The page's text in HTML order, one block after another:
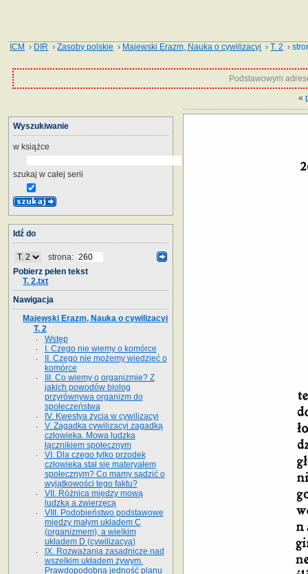
ICM › DIR ›Zasoby polskie › Majewski Erazm, Nauka o cywilizacyi ›T. 2 ›
Podstawowym
«
Wyszukiwanie
w książce
szukaj w całej serii
Idź do
strona:
Pobierz pełen tekst
T. 2.txt
Nawigacja
Majewski Erazm, Nauka o cywilizacyi
T. 2
Wstęp
I. Czego nie wiemy o komórce
II. Czego nie możemy wiedzieć o
komórce
III. Co wiemy o organizmie? Z
jakich powodów biolog
przyrównywa organizm do
społeczeństwa
IV. Kwestya życia w cywilizacyi
V. Zagadka cywilizacyi zagadką
człowieka. Mowa ludzka
łącznikiem społecznym
VI. Dla czego tylko przodek
człowieka stał się materyałem
społecznym? Co mamy sądzić o
wyjątkowości tego faktu?
VII. Różnica między mową
ludzką a zwierzęcą
VIII. Podobieństwo podstawowe
między małym układem C
(organizmem), a wielkim
układem D (cywilizacyą)
IX. Rozważania zasadnicze nad
wszelkim układem żywym.
Prawdopodobna jedność planu